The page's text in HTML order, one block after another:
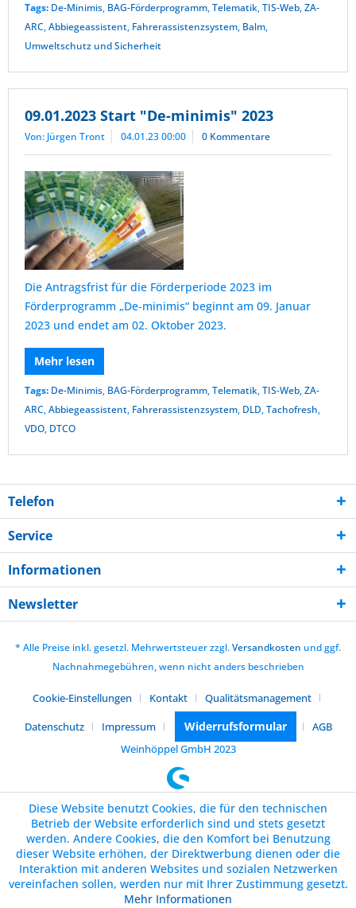
Tags: De-Minimis, BAG-Förderprogramm,Telematik,TIS-Web,ZA-
ARC,Abbiegeassistent, Fahrerassistenzsystem, Balm,
Umweltschutz und Sicherheit
09.01.2023 Start "De-minimis" 2023
Von: Jürgen Tront 04.01.23 00:00 0 Kommentare
Die Antragsfrist für die Förderperiode 2023 im
Förderprogramm „De-minimis“ beginnt am 09. Januar
2023 und endet am 02. Oktober 2023.
Mehr lesen
Tags: De-Minimis, BAG-Förderprogramm,Telematik,TIS-Web,ZA-
ARC,Abbiegeassistent, Fahrerassistenzsystem, DLD,Tachofresh,
VDO, DTCO
Telefon
Service
Informationen
Newsletter
* Alle Preise inkl. gesetzl. Mehrwertsteuer zzgl.Versandkosten und ggf.
Nachnahmegebühren, wenn nicht anders beschrieben
Cookie-Einstellungen Kontakt
Qualitätsmanagement
Datenschutz
Impressum Widerrufsformular
AGB
Weinhöppel GmbH 2023
Diese Website benutzt Cookies, die für den technischen
Betrieb der Website erforderlich sind und stets gesetzt
werden. Andere Cookies, die den Komfort bei Benutzung
dieser Website erhöhen, der Direktwerbung dienen oder die
Interaktion mit anderen Websites und sozialen Netzwerken
vereinfachen sollen, werden nur mit Ihrer Zustimmung gesetzt.
Mehr Informationen